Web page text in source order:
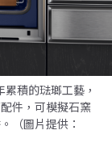
積的琺瑯工藝，
件，可模擬石窯
（圖片提供：